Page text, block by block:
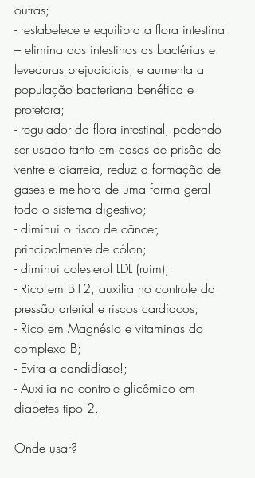
outras;
- restabelece e equilibra a flora intestinal
– elimina dos intestinos as bactérias e
leveduras prejudiciais, e aumenta a
população bacteriana benéfica e
protetora;
- regulador da flora intestinal, podendo
ser usado tanto em casos de prisão de
ventre e diarreia, reduz a formação de
gases e melhora de uma forma geral
todo o sistema digestivo;
- diminui o risco de câncer,
principalmente de cólon;
- diminui colesterol LDL (ruim);
- Rico em B12, auxilia no controle da
pressão arterial e riscos cardíacos;
- Rico em Magnésio e vitaminas do
complexo B;
- Evita a candidíase!;
- Auxilia no controle glicêmico em
diabetes tipo 2.
Onde usar?